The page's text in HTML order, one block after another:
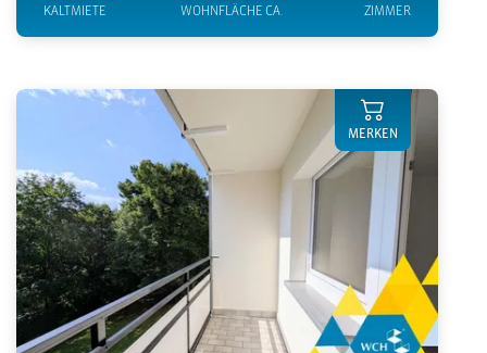
KALTMIETE WOHNFLÄCHE CA. ZIMMER
MERKEN